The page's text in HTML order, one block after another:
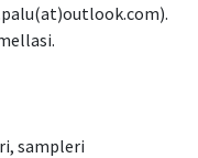
sampleri